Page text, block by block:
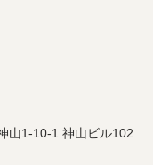
山1-10-1 神山ビル102